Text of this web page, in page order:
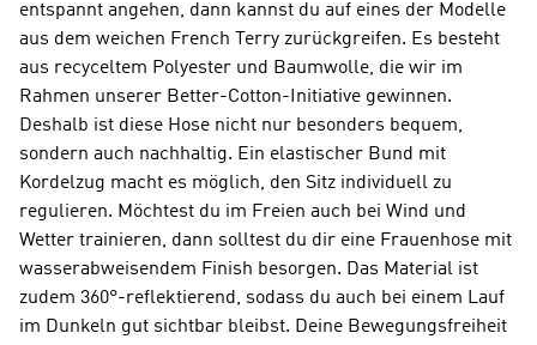
entspannt angehen, dann kannst du auf eines der Modelle
aus dem weichen French Terry zurückgreifen. Es besteht
aus recyceltem Polyester und Baumwolle, die wir im
Rahmen unserer Better-Cotton-Initiative gewinnen.
Deshalb ist diese Hose nicht nur besonders bequem,
sondern auch nachhaltig. Ein elastischer Bund mit
Kordelzug macht es möglich, den Sitz individuell zu
regulieren. Möchtest du im Freien auch bei Wind und
Wetter trainieren, dann solltest du dir eine Frauenhose mit
wasserabweisendem Finish besorgen. Das Material ist
zudem 360°-reflektierend, sodass du auch bei einem Lauf
im Dunkeln gut sichtbar bleibst. Deine Bewegungsfreiheit